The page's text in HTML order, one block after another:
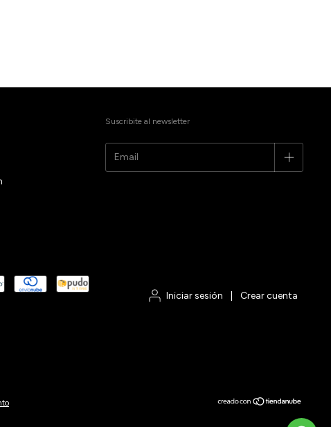
Suscribite al newsletter
Iniciar sesión Crear cuenta